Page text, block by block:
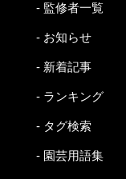
- 監修者一覧
- お知らせ
- 新着記事
- ランキング
- タグ検索
- 園芸用語集